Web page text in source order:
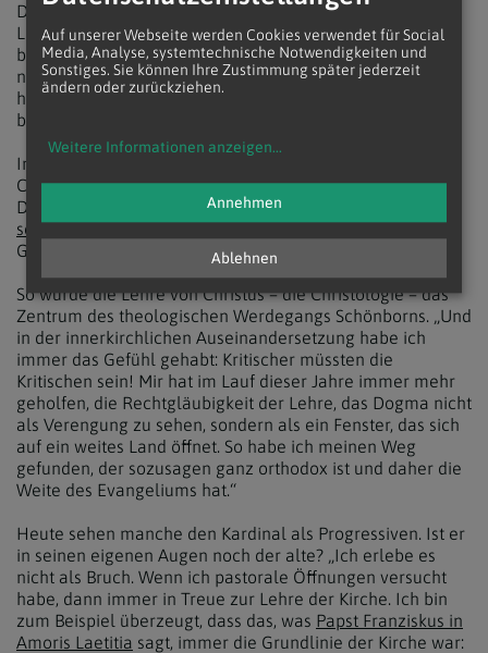
Der Glaube, dass Jesus wirklich der menschgewordene
Logos ist, der Sohn Gottes, dass ich im Evangelium Ihm
begegne, dass ich dem Evangelium trauen darf, dass ich
nicht - wie man es uns vor allem in Deutschland versucht
hat beizubringen – alles am Evangelium historisch
bezweifeln muss.
Im lebendigen Kontakt mit der Heiligen Schrift und mit
Christus selber ergibt sich eine Herzensweite für andere.
Der Kern von all dem ist, was derEvangelist Johannes
seinem 1. Brief sagt:Wer bekennt, dass Jesus der Sohn
Gottes ist, in dem bleibt Gott und er bleibt in Gott.“
So wurde die Lehre von Christus – die Christologie – das
Zentrum des theologischen Werdegangs Schönborns. „Und
in der innerkirchlichen Auseinandersetzung habe ich
immer das Gefühl gehabt: Kritischer müssten die
Kritischen sein! Mir hat im Lauf dieser Jahre immer mehr
geholfen, die Rechtgläubigkeit der Lehre, das Dogma nicht
als Verengung zu sehen, sondern als ein Fenster, das sich
auf ein weites Land öffnet. So habe ich meinen Weg
gefunden, der sozusagen ganz orthodox ist und daher die
Weite des Evangeliums hat.“
Heute sehen manche den Kardinal als Progressiven. Ist er
in seinen eigenen Augen noch der alte? „Ich erlebe es
nicht als Bruch. Wenn ich pastorale Öffnungen versucht
habe, dann immer in Treue zur Lehre der Kirche. Ich bin
zum Beispiel überzeugt, dass das, was Papst Franziskus in
Amoris Laetitia sagt, immer die Grundlinie der Kirche war:
Auf unserer Webseite werden Cookies verwendet für Social
Media, Analyse, systemtechnische Notwendigkeiten und
Sonstiges. Sie können Ihre Zustimmung später jederzeit
ändern oder zurückziehen.
Weitere Informationen anzeigen...
Ablehnen
Annehmen